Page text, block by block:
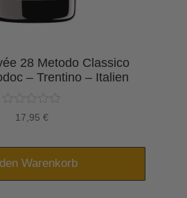
28 Metodo Classico
– Trentino – Italien
17,95 €
den Warenkorb